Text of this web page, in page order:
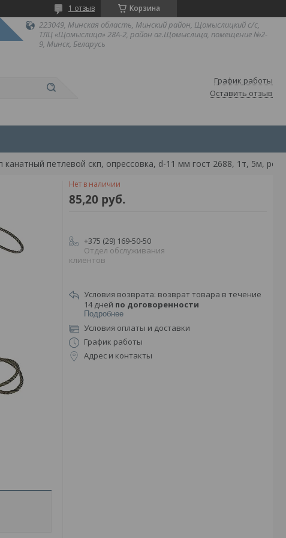
Корзина
1 отзыв
223049, Минская область, Минский район, Щомыслицкий с/с,
ТЛЦ «Щомыслица» 28А-2, район аг.Щомыслица, помещение №2-
9, Минск, Беларусь
График работы
Оставить отзыв
Нет в наличии
85,20 руб.
+375 (29) 169-50-50
Отдел обслуживания
клиентов
возврат товара в течение
14 дней по договоренности
Подробнее
Условия оплаты и доставки
График работы
Адрес и контакты